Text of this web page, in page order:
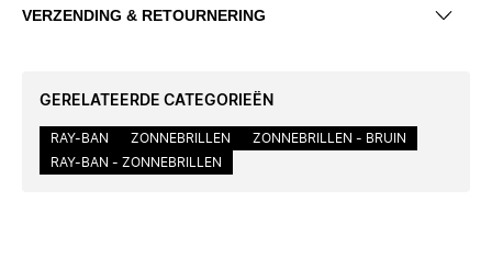
VERZENDING & RETOURNERING
GERELATEERDE CATEGORIEËN
RAY-BAN ZONNEBRILLEN
ZONNEBRILLEN - BRUIN
RAY-BAN - ZONNEBRILLEN